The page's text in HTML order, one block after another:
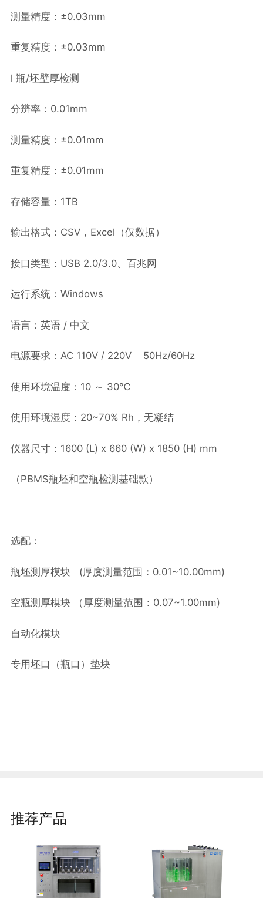
测量精度：±0.03mm
重复精度：±0.03mm
l 瓶/坯壁厚检测
分辨率：0.01mm
测量精度：±0.01mm
重复精度：±0.01mm
存储容量：1TB
输出格式：CSV，Excel（仅数据）
接口类型：USB 2.0/3.0、百兆网
运行系统：Windows
语言：英语 / 中文
电源要求：AC 110V / 220V 50Hz/60Hz
使用环境温度：10 ～ 30℃
使用环境湿度：20~70% Rh，无凝结
仪器尺寸：1600 (L) x 660 (W) x 1850 (H) mm
（PBMS瓶坯和空瓶检测基础款）
选配：
瓶坯测厚模块 (厚度测量范围：0.01~10.00mm)
空瓶测厚模块 （厚度测量范围：0.07~1.00mm)
自动化模块
专用坯口（瓶口）垫块
推荐产品